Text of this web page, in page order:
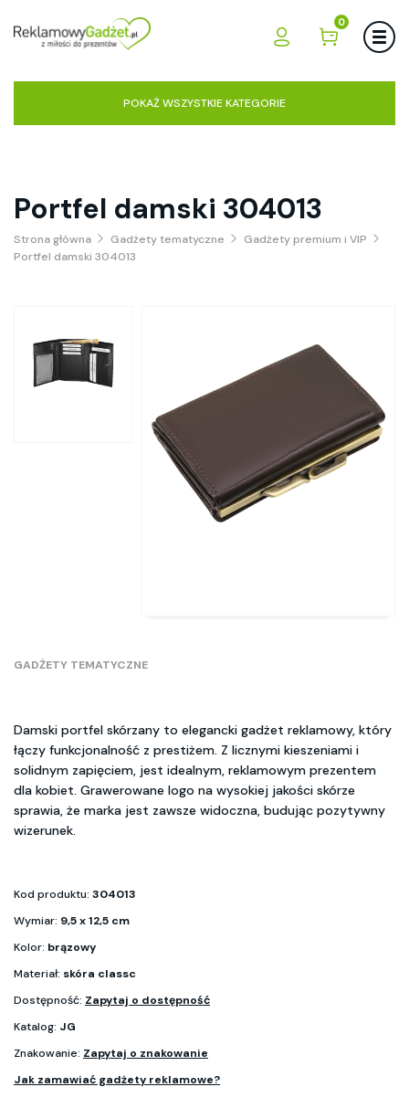
0
POKAŻ WSZYSTKIE KATEGORIE
Portfel damski 304013
Strona główna Gadżety tematyczne
Gadżety premium i VIP
Portfel damski 304013
GADŻETY TEMATYCZNE
Damski portfel skórzany to elegancki gadżet reklamowy, który
łączy funkcjonalność z prestiżem. Z licznymi kieszeniami i
solidnym zapięciem, jest idealnym, reklamowym prezentem
dla kobiet. Grawerowane logo na wysokiej jakości skórze
sprawia, że marka jest zawsze widoczna, budując pozytywny
wizerunek.
Kod produktu: 304013
Wymiar: 9,5 x 12,5 cm
Kolor: brązowy
Materiał: skóra classc
Dostępność: Zapytaj o dostępność
Katalog: JG
Znakowanie: Zapytaj o znakowanie
Jak zamawiać gadżety reklamowe?